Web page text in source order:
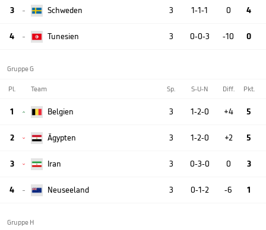
3  Schweden 3 1-1-1 0 4
4  Tunesien 3 0-0-3 -10 0
Gruppe G
Pl. Team Sp. S-U-N Diff. Pkt.
1  Belgien 3 1-2-0 +4 5
2  Ägypten 3 1-2-0 +2 5
3  Iran 3 0-3-0 0 3
4  Neuseeland 3 0-1-2 -6 1
Gruppe H